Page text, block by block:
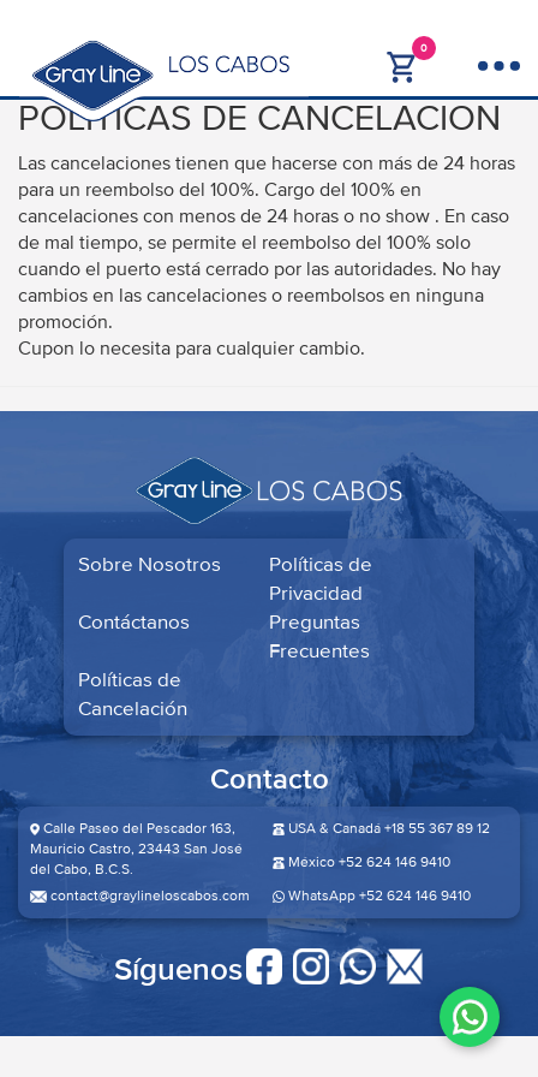
0
POLITICAS DE CANCELACION
Las cancelaciones tienen que hacerse con más de 24 horas
para un reembolso del 100%. Cargo del 100% en
cancelaciones con menos de 24 horas o no show . En caso
de mal tiempo, se permite el reembolso del 100% solo
cuando el puerto está cerrado por las autoridades. No hay
cambios en las cancelaciones o reembolsos en ninguna
promoción.
Cupon lo necesita para cualquier cambio.
Sobre Nosotros
Contáctanos
Preguntas
Frecuentes
Políticas de
Privacidad
Políticas de
Cancelación
Contacto
Calle Paseo del Pescador 163,
Mauricio Castro, 23443 San José
del Cabo, B.C.S.​
contact@graylineloscabos.com
USA & Canadá +18 55 367 89 12
México +52 624 146 9410
WhatsApp +52 624 146 9410
Síguenos